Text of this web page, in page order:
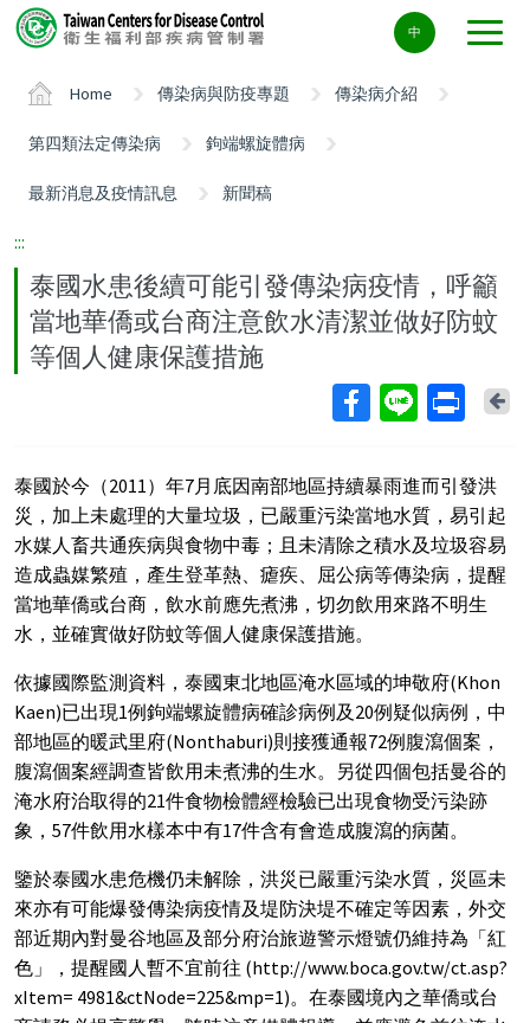
Center
block
中
Home 傳染病與防疫專題 傳染病介紹
第四類法定傳染病 鉤端螺旋體病
最新消息及疫情訊息 新聞稿
:::
泰國水患後續可能引發傳染病疫情，呼籲
當地華僑或台商注意飲水清潔並做好防蚊
等個人健康保護措施
泰國於今（2011）年7月底因南部地區持續暴雨進而引發洪
災，加上未處理的大量垃圾，已嚴重污染當地水質，易引起
水媒人畜共通疾病與食物中毒；且未清除之積水及垃圾容易
造成蟲媒繁殖，產生登革熱、瘧疾、屈公病等傳染病，提醒
當地華僑或台商，飲水前應先煮沸，切勿飲用來路不明生
水，並確實做好防蚊等個人健康保護措施。
依據國際監測資料，泰國東北地區淹水區域的坤敬府(Khon
Kaen)已出現1例鉤端螺旋體病確診病例及20例疑似病例，中
部地區的暖武里府(Nonthaburi)則接獲通報72例腹瀉個案，
腹瀉個案經調查皆飲用未煮沸的生水。另從四個包括曼谷的
淹水府治取得的21件食物檢體經檢驗已出現食物受污染跡
象，57件飲用水樣本中有17件含有會造成腹瀉的病菌。
鑒於泰國水患危機仍未解除，洪災已嚴重污染水質，災區未
來亦有可能爆發傳染病疫情及堤防決堤不確定等因素，外交
部近期內對曼谷地區及部分府治旅遊警示燈號仍維持為「紅
色」，提醒國人暫不宜前往 (http://www.boca.gov.tw/ct.asp?
xItem= 4981&ctNode=225&mp=1)。在泰國境內之華僑或台